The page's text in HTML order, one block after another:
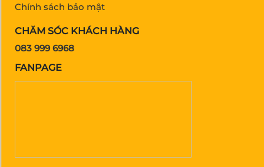
Chính sách bảo mật
CHĂM SÓC KHÁCH HÀNG
083 999 6968
FANPAGE